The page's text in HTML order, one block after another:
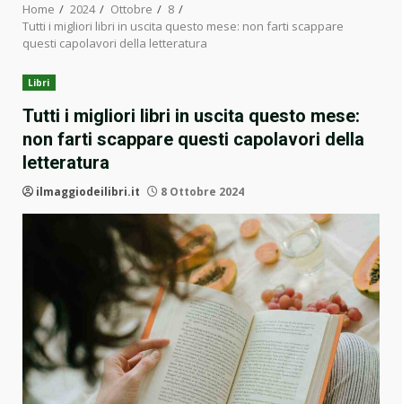
Home 2024 Ottobre
8
Tutti i migliori libri in uscita questo mese: non farti scappare
questi capolavori della letteratura
Libri
Tutti i migliori libri in uscita questo mese:
non farti scappare questi capolavori della
letteratura
ilmaggiodeilibri.it 8 Ottobre 2024